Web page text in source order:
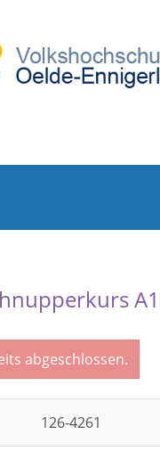
abgeschlossen.
126-4261